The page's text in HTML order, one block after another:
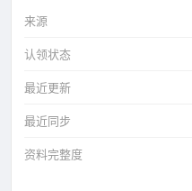
来源
认领状态
最近更新
最近同步
资料完整度